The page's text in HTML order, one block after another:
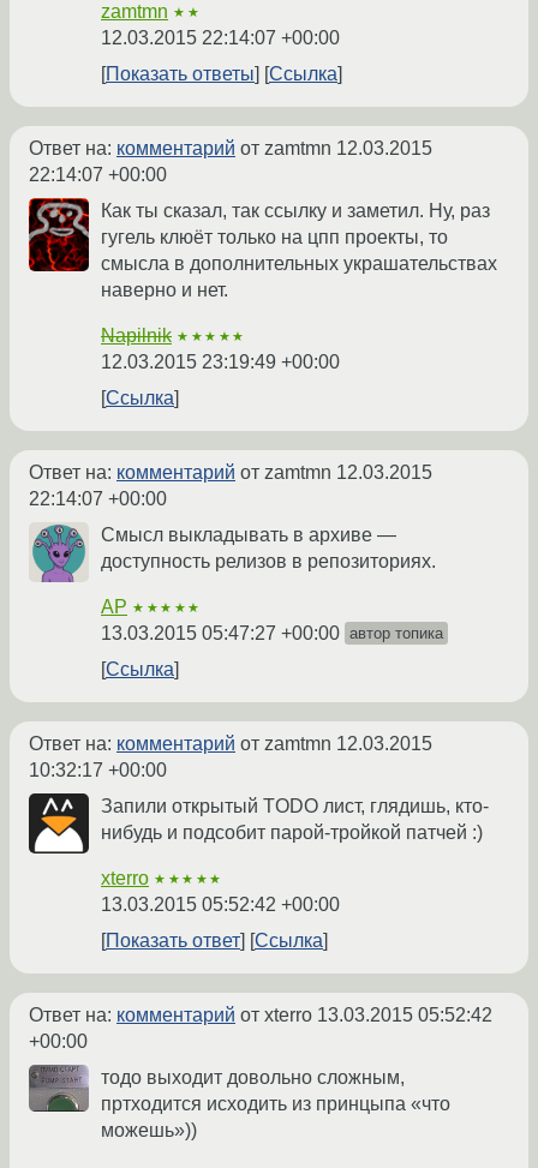
zamtmn ★★
12.03.2015 22:14:07 +00:00
Показать ответы
Ссылка
Ответ на: комментарий от zamtmn 12.03.2015
22:14:07 +00:00
Как ты сказал, так ссылку и заметил. Ну, раз
гугель клюёт только на цпп проекты, то
смысла в дополнительных украшательствах
наверно и нет.
Napilnik ★★★★★
12.03.2015 23:19:49 +00:00
Ссылка
Ответ на: комментарий от zamtmn 12.03.2015
22:14:07 +00:00
Смысл выкладывать в архиве —
доступность релизов в репозиториях.
AP ★★★★★
13.03.2015 05:47:27 +00:00 автор топика
Ссылка
Ответ на: комментарий от zamtmn 12.03.2015
10:32:17 +00:00
Запили открытый TODO лист, глядишь, кто-
нибудь и подсобит парой-тройкой патчей :)
xterro ★★★★★
13.03.2015 05:52:42 +00:00
Показать ответ
Ссылка
Ответ на: комментарий от xterro 13.03.2015 05:52:42
+00:00
тодо выходит довольно сложным,
пртходится исходить из принцыпа «что
можешь»))